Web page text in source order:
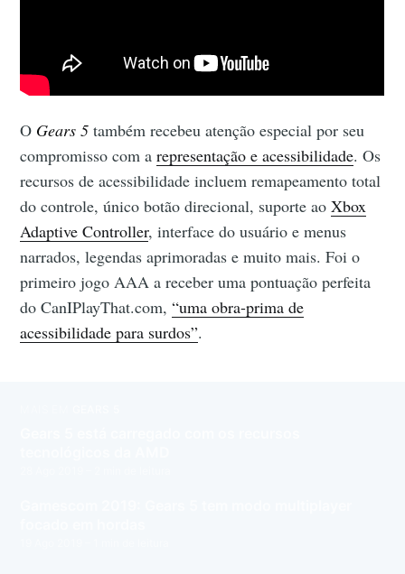
O Gears 5 também recebeu atenção especial por seu
compromisso com arepresentação e acessibilidade. Os
recursos de acessibilidade incluem remapeamento total
do controle, único botão direcional, suporte aoXbox
Adaptive Controller, interface do usuário e menus
narrados, legendas aprimoradas e muito mais. Foi o
primeiro jogo AAA a receber uma pontuação perfeita
do CanIPlayThat.com,“uma obra-prima de
acessibilidade para surdos”.